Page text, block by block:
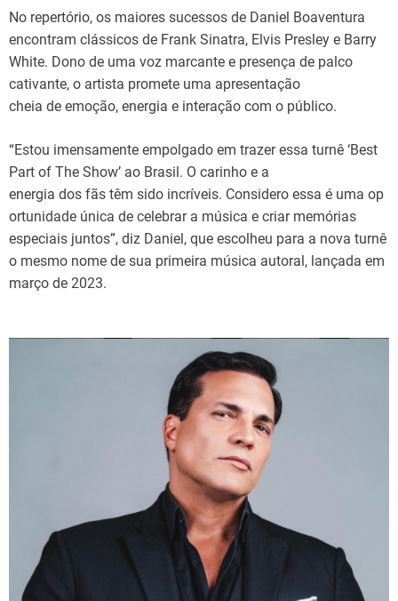
No repertório, os maiores sucessos de Daniel Boaventura
encontram clássicos de Frank Sinatra, Elvis Presley e Barry
White. Dono de uma voz marcante e presença de palco
cativante, o artista promete uma apresentação
cheia de emoção, energia e interação com o público.
“Estou imensamente empolgado em trazer essa turnê ‘Best
Part of The Show’ ao Brasil. O carinho e a
energia dos fãs têm sido incríveis. Considero essa é uma op
ortunidade única de celebrar a música e criar memórias
especiais juntos”, diz Daniel, que escolheu para a nova turnê
o mesmo nome de sua primeira música autoral, lançada em
março de 2023.